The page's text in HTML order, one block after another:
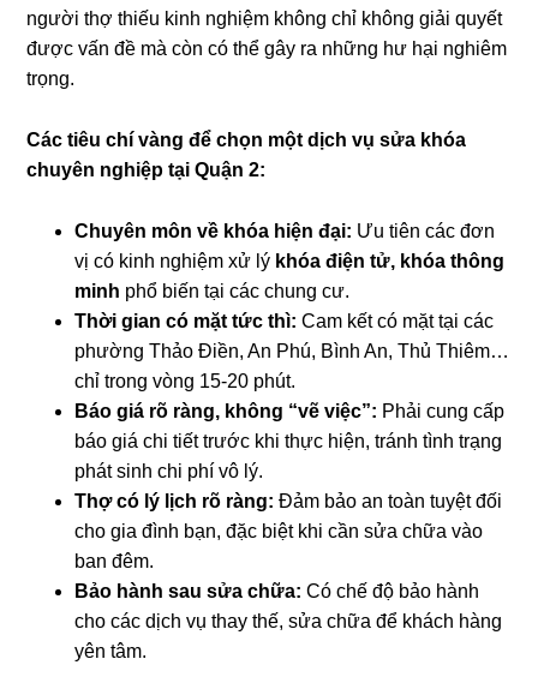
người thợ thiếu kinh nghiệm không chỉ không giải quyết
được vấn đề mà còn có thể gây ra những hư hại nghiêm
trọng.
Các tiêu chí vàng để chọn một dịch vụ sửa khóa
chuyên nghiệp tại Quận 2:
Chuyên môn về khóa hiện đại: Ưu tiên các đơn
vị có kinh nghiệm xử lý khóa điện tử, khóa thông
minh phổ biến tại các chung cư.
Thời gian có mặt tức thì: Cam kết có mặt tại các
phường Thảo Điền, An Phú, Bình An, Thủ Thiêm…
chỉ trong vòng 15-20 phút.
Báo giá rõ ràng, không “vẽ việc”: Phải cung cấp
báo giá chi tiết trước khi thực hiện, tránh tình trạng
phát sinh chi phí vô lý.
Thợ có lý lịch rõ ràng: Đảm bảo an toàn tuyệt đối
cho gia đình bạn, đặc biệt khi cần sửa chữa vào
ban đêm.
Bảo hành sau sửa chữa: Có chế độ bảo hành
cho các dịch vụ thay thế, sửa chữa để khách hàng
yên tâm.